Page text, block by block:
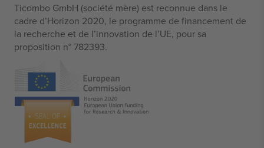
Ticombo GmbH (société mère) est reconnue dans le
cadre d’Horizon 2020, le programme de financement de
la recherche et de l’innovation de l’UE, pour sa
proposition n° 782393.